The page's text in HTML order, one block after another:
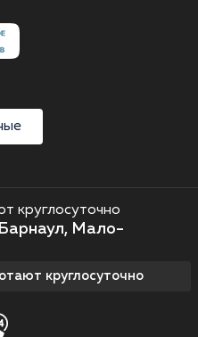
круглосуточно
Барнаул, Мало-
круглосуточно